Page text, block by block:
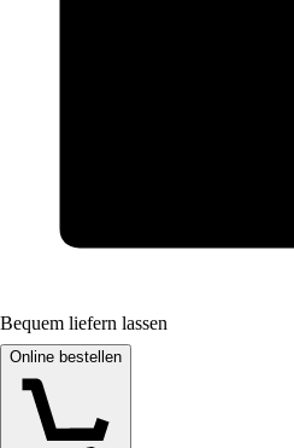
Bequem liefern lassen
Online bestellen